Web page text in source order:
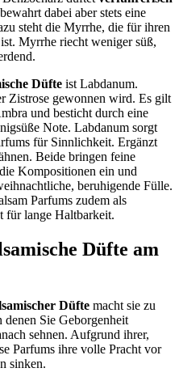
dabei aber stets eine
steht die Myrrhe, die für ihren
Myrrhe riecht weniger süß,
Düfte ist Labdanum.
Zistrose gewonnen wird. Es gilt
und besticht durch eine
Note. Labdanum sorgt
für Sinnlichkeit. Ergänzt
Beide bringen feine
Kompositionen ein und
beruhigende Fülle.
Parfums zudem als
für lange Haltbarkeit.
Düfte am
Düfte macht sie zu
Sie Geborgenheit
sehnen. Aufgrund ihrer,
Parfums ihre volle Pracht vor
sinken.